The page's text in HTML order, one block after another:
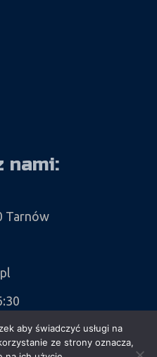
nami:
Tarnów
aby świadczyć usługi na
ze strony oznacza,